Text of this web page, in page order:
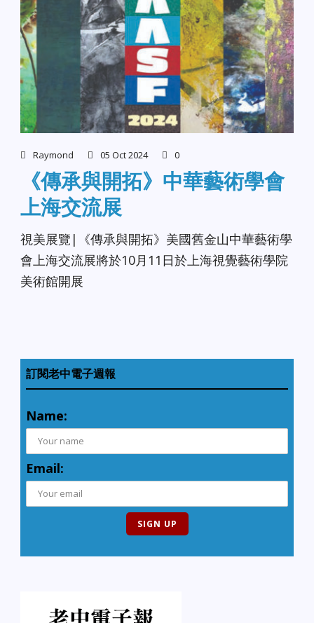
Raymond 05 Oct 2024 0
《傳承與開拓》中華藝術學會
上海交流展
視美展覽|《傳承與開拓》美國舊金山中華藝術學
會上海交流展將於10月11日於上海視覺藝術學院
美術館開展
訂閱老中電子週報
Name:
Email: